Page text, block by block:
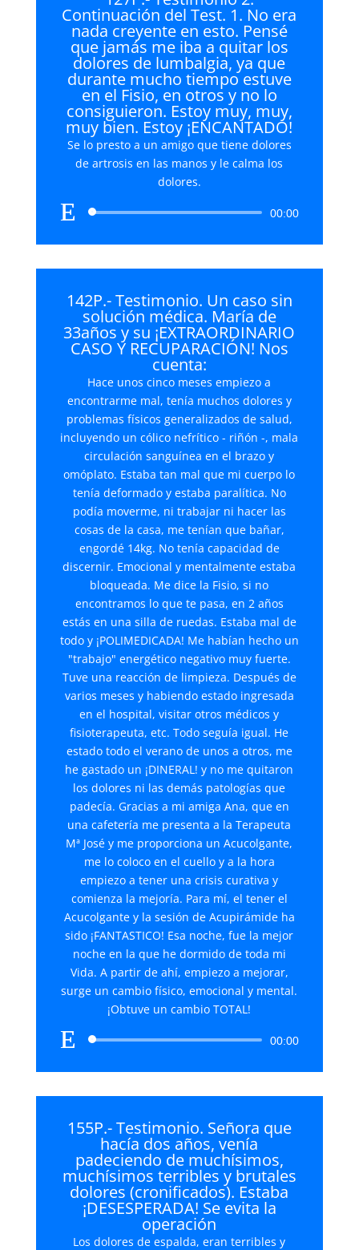
Continuación del Test. 1. No era
nada creyente en esto. Pensé
que jamás me iba a quitar los
dolores de lumbalgia, ya que
durante mucho tiempo estuve
en el Fisio, en otros y no lo
consiguieron. Estoy muy, muy,
muy bien. Estoy ¡ENCANTADO!
Se lo presto a un amigo que tiene dolores
de artrosis en las manos y le calma los
dolores.
Reproductor
audio
00:00
142P.- Testimonio. Un caso sin
solución médica. María de
33años y su ¡EXTRAORDINARIO
CASO Y RECUPARACIÓN! Nos
cuenta:
Hace unos cinco meses empiezo a
encontrarme mal, tenía muchos dolores y
problemas físicos generalizados de salud,
incluyendo un cólico nefrítico - riñón -, mala
circulación sanguínea en el brazo y
omóplato. Estaba tan mal que mi cuerpo lo
tenía deformado y estaba paralítica. No
podía moverme, ni trabajar ni hacer las
cosas de la casa, me tenían que bañar,
engordé 14kg. No tenía capacidad de
discernir. Emocional y mentalmente estaba
bloqueada. Me dice la Fisio, si no
encontramos lo que te pasa, en 2 años
estás en una silla de ruedas. Estaba mal de
todo y ¡POLIMEDICADA! Me habían hecho un
"trabajo" energético negativo muy fuerte.
Tuve una reacción de limpieza. Después de
varios meses y habiendo estado ingresada
en el hospital, visitar otros médicos y
fisioterapeuta, etc. Todo seguía igual. He
estado todo el verano de unos a otros, me
he gastado un ¡DINERAL! y no me quitaron
los dolores ni las demás patologías que
padecía. Gracias a mi amiga Ana, que en
una cafetería me presenta a la Terapeuta
Mª José y me proporciona un Acucolgante,
me lo coloco en el cuello y a la hora
empiezo a tener una crisis curativa y
comienza la mejoría. Para mí, el tener el
Acucolgante y la sesión de Acupirámide ha
sido ¡FANTASTICO! Esa noche, fue la mejor
noche en la que he dormido de toda mi
Vida. A partir de ahí, empiezo a mejorar,
surge un cambio físico, emocional y mental.
¡Obtuve un cambio TOTAL!
Reproductor
audio
00:00
155P.- Testimonio. Señora que
hacía dos años, venía
padeciendo de muchísimos,
muchísimos terribles y brutales
dolores (cronificados). Estaba
¡DESESPERADA! Se evita la
operación
Los dolores de espalda, eran terribles y